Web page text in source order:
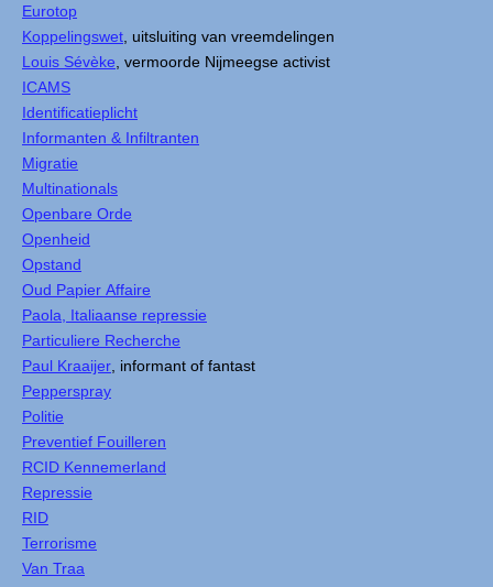
Eurotop
Koppelingswet , uitsluiting van vreemdelingen
Louis Sévèke , vermoorde Nijmeegse activist
ICAMS
Identificatieplicht
Informanten & Infiltranten
Migratie
Multinationals
Openbare Orde
Openheid
Opstand
Oud Papier Affaire
Paola, Italiaanse repressie
Particuliere Recherche
Paul Kraaijer , informant of fantast
Pepperspray
Politie
Preventief Fouilleren
RCID Kennemerland
Repressie
RID
Terrorisme
Van Traa